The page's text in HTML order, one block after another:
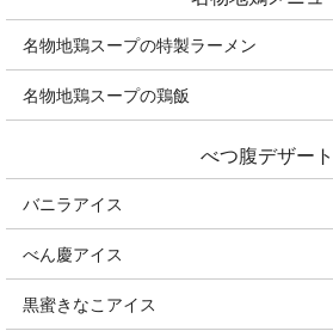
名物地鶏スープの特製ラーメン
名物地鶏スープの鶏飯
べつ腹デザート
バニラアイス
べん慶アイス
黒蜜きなこアイス